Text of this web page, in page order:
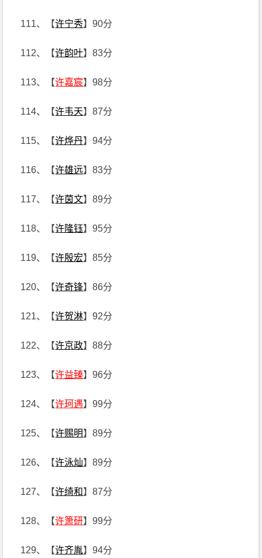
111、【许宁秀】90分
112、【许韵叶】83分
113、【许嘉宸】98分
114、【许韦天】87分
115、【许烨丹】94分
116、【许雄远】83分
117、【许茵文】89分
118、【许隆钰】95分
119、【许殷宏】85分
120、【许奇锋】86分
121、【许贺淋】92分
122、【许京政】88分
123、【许益臻】96分
124、【许珂遇】99分
125、【许赐明】89分
126、【许泳灿】89分
127、【许绮和】87分
128、【许箫研】99分
129、【许齐胤】94分